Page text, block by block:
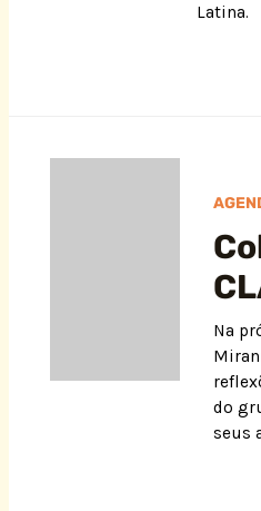
Latina.
Na
do
seus